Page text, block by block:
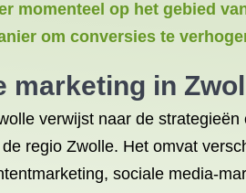
momenteel op het gebied
om conversies te
marketing in
verwijst naar de
regio Zwolle. Het omvat
sociale media-